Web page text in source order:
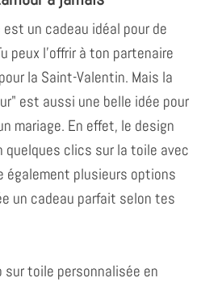
un cadeau idéal pour de
peux l'offrir à ton partenaire
la Saint-Valentin. Mais la
est aussi une belle idée pour
mariage. En effet, le design
quelques clics sur la toile avec
également plusieurs options
un cadeau parfait selon tes
toile personnalisée en